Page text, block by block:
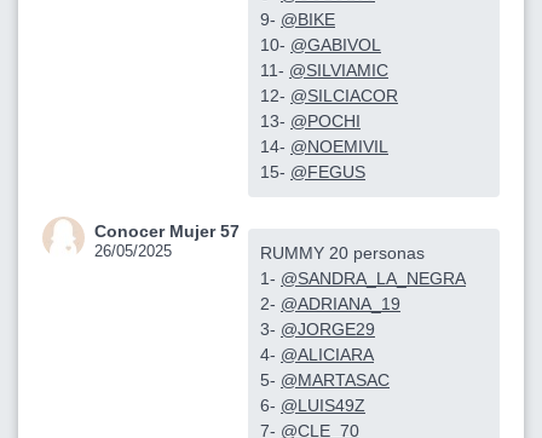
9- @BIKE
10- @GABIVOL
11- @SILVIAMIC
12- @SILCIACOR
13- @POCHI
14- @NOEMIVIL
15- @FEGUS
Conocer Mujer 57
26/05/2025
RUMMY 20 personas
1- @SANDRA_LA_NEGRA
2- @ADRIANA_19
3- @JORGE29
4- @ALICIARA
5- @MARTASAC
6- @LUIS49Z
7- @CLE_70